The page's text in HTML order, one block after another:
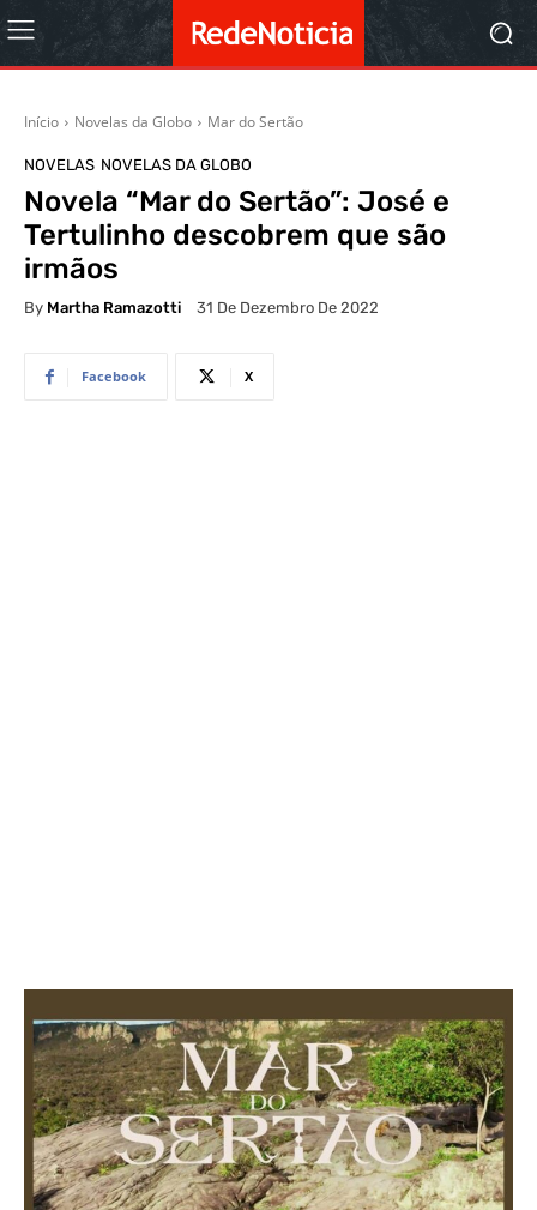
Início Novelas da Globo Mar do Sertão
NOVELAS NOVELAS DA GLOBO
Novela “Mar do Sertão”: José e
Tertulinho descobrem que são
irmãos
By Martha Ramazotti 31 De Dezembro De 2022
Facebook X